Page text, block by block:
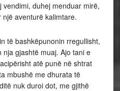
duhej menduar mirë,
aventurë kalimtare.
të bashkëpunonin rregullisht,
gjashtë muaj. Ajo tani e
atë punë në shtrat
mbushë me dhurata të
nuk duroi dot, me gjithë